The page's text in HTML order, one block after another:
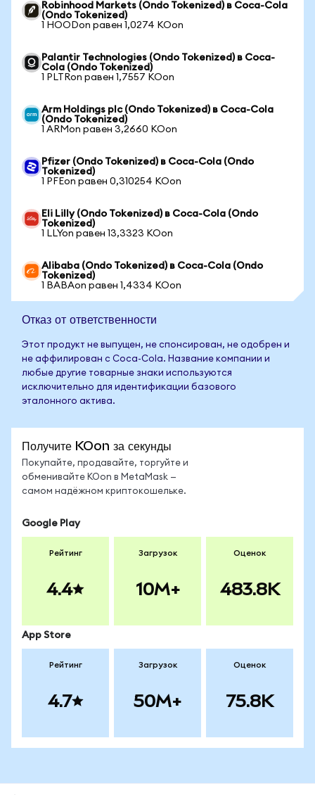
Robinhood Markets (Ondo Tokenized) в Coca-Cola
(Ondo Tokenized)
1 HOODon равен 1,0274 KOon
Palantir Technologies (Ondo Tokenized) в Coca-
Cola (Ondo Tokenized)
1 PLTRon равен 1,7557 KOon
Arm Holdings plc (Ondo Tokenized) в Coca-Cola
(Ondo Tokenized)
1 ARMon равен 3,2660 KOon
Pfizer (Ondo Tokenized) в Coca-Cola (Ondo
Tokenized)
1 PFEon равен 0,310254 KOon
Eli Lilly (Ondo Tokenized) в Coca-Cola (Ondo
Tokenized)
1 LLYon равен 13,3323 KOon
Alibaba (Ondo Tokenized) в Coca-Cola (Ondo
Tokenized)
1 BABAon равен 1,4334 KOon
Отказ от ответственности
Этот продукт не выпущен, не спонсирован, не одобрен и
не аффилирован с Coca-Cola. Название компании и
любые другие товарные знаки используются
исключительно для идентификации базового
эталонного актива.
Получите KOon за секунды
Покупайте, продавайте, торгуйте и
обменивайте KOon в MetaMask —
самом надёжном криптокошельке.
Google Play
Рейтинг
4.4
Загрузок
10M+
Оценок
483.8K
App Store
Рейтинг
4.7
Загрузок
50M+
Оценок
75.8K